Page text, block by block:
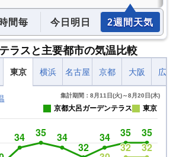
間毎 今日明日 2週間天気
ラスと主要都市の気温比較
東京 横浜 名古屋 京都 大阪 広
集計期間：8月11日(火)～8月20日(木)
京都大呂ガーデンテラス 東京